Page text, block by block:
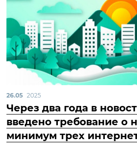
26.05 2025
Через два года в
введено требование о
минимум трех